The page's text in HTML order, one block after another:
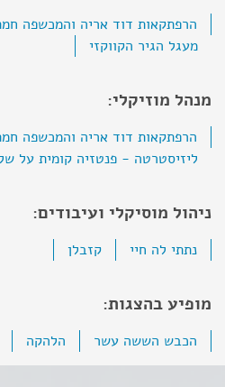
הרפתקאות דוד אריה והמכשפה
מעגל הגיר הקווקזי
מנהל מוזיקלי:
הרפתקאות דוד אריה והמכשפה
ליזיסטרטה - פנטזיה קומית על
ניהול מוסיקלי ועיבודים:
נתתי לה חיי קזבלן
מופיע בהצגות:
הכבש הששה עשר הלהקה